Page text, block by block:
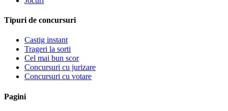
Tipuri de concursuri
Castig instant
Trageri la sorti
Cel mai bun scor
Concursuri cu jurizare
Concursuri cu votare
Pagini